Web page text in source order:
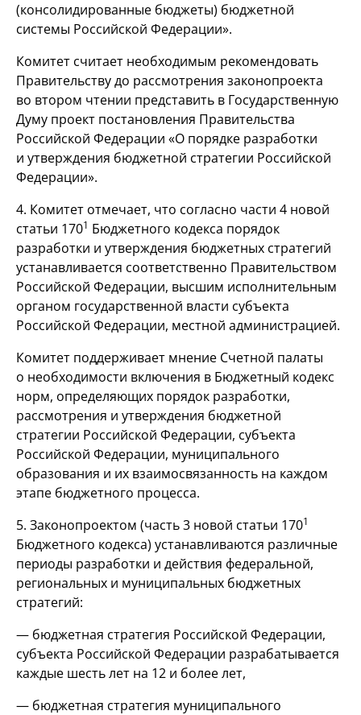
(консолидированные бюджеты) бюджетной
системы Российской Федерации».
Комитет считает необходимым рекомендовать
Правительству до рассмотрения законопроекта
во втором чтении представить в Государственную
Думу проект постановления Правительства
Российской Федерации «О порядке разработки
и утверждения бюджетной стратегии Российской
Федерации».
4. Комитет отмечает, что согласно части 4 новой
статьи 1701 Бюджетного кодекса порядок
разработки и утверждения бюджетных стратегий
устанавливается соответственно Правительством
Российской Федерации, высшим исполнительным
органом государственной власти субъекта
Российской Федерации, местной администрацией.
Комитет поддерживает мнение Счетной палаты
о необходимости включения в Бюджетный кодекс
норм, определяющих порядок разработки,
рассмотрения и утверждения бюджетной
стратегии Российской Федерации, субъекта
Российской Федерации, муниципального
образования и их взаимосвязанность на каждом
этапе бюджетного процесса.
5. Законопроектом (часть 3 новой статьи 1701
Бюджетного кодекса) устанавливаются различные
периоды разработки и действия федеральной,
региональных и муниципальных бюджетных
стратегий:
— бюджетная стратегия Российской Федерации,
субъекта Российской Федерации разрабатывается
каждые шесть лет на 12 и более лет,
— бюджетная стратегия муниципального